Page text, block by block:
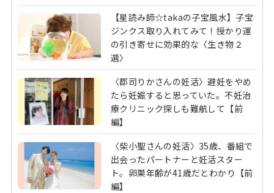
【星読み師☆takaの子宝風水】子宝
ジンクス取り入れてみて！授かり運
の引き寄せに効果的な〈生き物２
選〉
〈郡司りかさんの妊活〉避妊をやめ
たら妊娠すると思っていた。不妊治
療クリニック探しも難航して【前
編】
〈柴小聖さんの妊活〉35歳、番組で
出会ったパートナーと妊活スター
ト。卵巣年齢が41歳だとわかり【前
編】